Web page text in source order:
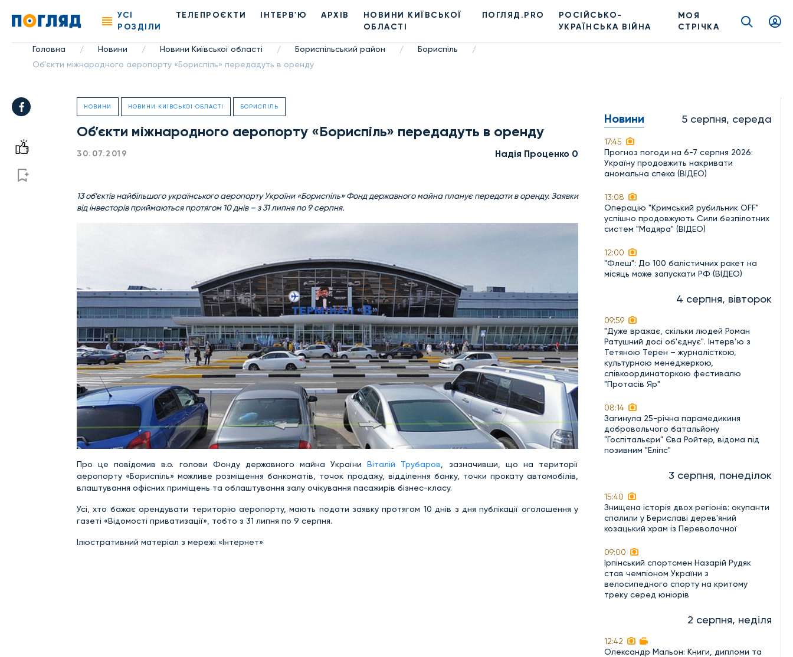
УСІ
РОЗДІЛИ
ТЕЛЕПРОЄКТИ ІНТЕРВ'Ю АРХІВ
НОВИНИ КИЇВСЬКОЇ
ОБЛАСТІ
ПОГЛЯД.PRO
РОСІЙСЬКО-
УКРАЇНСЬКА ВІЙНА
МОЯ
СТРІЧКА
Головна / Новини / Новини Київської області / Бориспільський район / Бориспіль
/
Об’єкти міжнародного аеропорту «Бориспіль» передадуть в оренду
НОВИНИ НОВИНИ КИЇВСЬКОЇ ОБЛАСТІ БОРИСПІЛЬ
Об’єкти міжнародного аеропорту «Бориспіль» передадуть в оренду
30.07.2019 Надiя Проценко 0
13 об’єктів найбільшого українського аеропорту України «Бориспіль» Фонд державного майна планує передати в оренду. Заявки
від інвесторів приймаються протягом 10 днів – з 31 липня по 9 серпня.
Про це повідомив в.о. голови Фонду державного майна УкраїниВіталій Трубаров , зазначивши, що на території
аеропорту «Бориспіль» можливе розміщення банкоматів, точок продажу, відділення банку, точки прокату автомобілів,
влаштування офісних приміщень та облаштування залу очікування пасажирів бізнес-класу.
Усі, хто бажає орендувати територію аеропорту, мають подати заявку протягом 10 днів з дня публікації оголошення у
газеті «Відомості приватизації», тобто з 31 липня по 9 серпня.
Ілюстративний матеріал з мережі «Інтернет»
Новини 5 серпня, середа
17:45
Прогноз погоди на 6-7 серпня 2026:
Україну продовжить накривати
аномальна спека (ВІДЕО)
13:08
Операцію "Кримський рубильник OFF"
успішно продовжують Сили безпілотних
систем "Мадяра" (ВІДЕО)
12:00
"Флеш": До 100 балістичних ракет на
місяць може запускати РФ (ВІДЕО)
4 серпня, вівторок
09:59
"Дуже вражає, скільки людей Роман
Ратушний досі об'єднує". Інтерв’ю з
Тетяною Терен – журналісткою,
культурною менеджеркою,
співкоординаторкою фестивалю
"Протасів Яр"
08:14
Загинула 25-річна парамедикиня
добровольчого батальйону
"Госпітальєри" Єва Ройтер, відома під
позивним "Еліпс"
3 серпня, понеділок
15:40
Знищена історія двох регіонів: окупанти
спалили у Бериславі дерев'яний
козацький храм із Переволочної
09:00
Ірпінський спортсмен Назарій Рудяк
став чемпіоном України з
велосипедного спорту на критому
треку серед юніорів
2 серпня, неділя
12:42
Олександр Мальон: Книги, дипломи та